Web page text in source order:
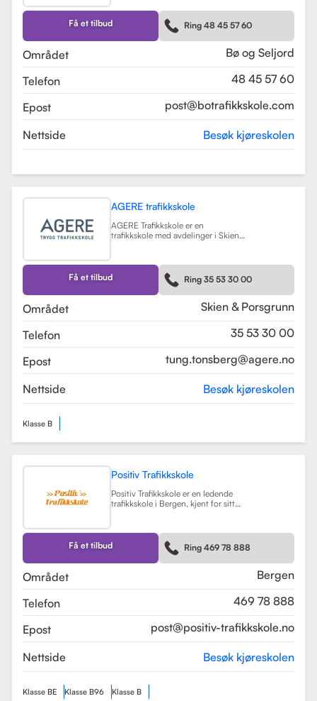
elever. Skolen tilbyr opplæring for
førerkort i klasse B, B96 og BE, samt
en rekke kurs som trafikalt
grunnkurs, mørkekjøring, førstehjelp
Få et tilbud Ring 48 45 57 60
Området
Bø og Seljord
Telefon
48 45 57 60
Epost
post@botrafikkskole.com
Nettside Besøk kjøreskolen
AGERE trafikkskole
AGERE Trafikkskole er en
trafikkskole med avdelinger i Skien
førerkortklasser, fra moped til buss
og lastebil. Skolen har som mål å gi
elevene de nødvendige ferdighetene
og holdningene for å bli trygge og
kompetente sjåfører, med et fokus
på nullvisjonen om ingen drepte
god kvalitet på opplæringen.
AGERE Trafikkskole tilbyr også ulike
teorikurs og spesialiserte moduler
Les mer
Få et tilbud Ring 35 53 30 00
Området
Skien & Porsgrunn
Telefon
35 53 30 00
Epost
tung.tonsberg@agere.no
Nettside Besøk kjøreskolen
Klasse B
Positiv Trafikkskole
Positiv Trafikkskole er en ledende
trafikkskole i Bergen, kjent for sitt
føreropplæring for både bil,
tilhenger og moped, og har
spesialiserte kurs som trafikalt
grunnkurs og mørkekjøring. Les mer
Få et tilbud Ring 469 78 888
Området
Bergen
Telefon
469 78 888
Epost
post@positiv-trafikkskole.no
Nettside Besøk kjøreskolen
Klasse BE Klasse B96 Klasse B